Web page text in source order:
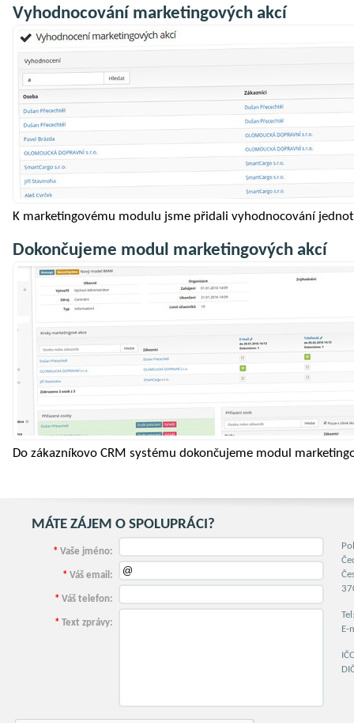
Vyhodnocování marketingových akcí
K marketingovému modulu jsme přidali vyhodnocování
Dokončujeme modul marketingových akcí
Do zákazníkovo CRM systému dokončujeme modul
MÁTE ZÁJEM O SPOLUPRÁCI?
* Vaše jméno:
* Váš email:
* Váš telefon:
* Text zprávy:
E-